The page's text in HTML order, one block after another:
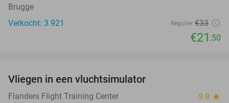
Brugge
Verkocht: 3.921
Regulier €33
€21 ,50
Vliegen in een vluchtsimulator
Flanders Flight Training Center 9.8 star